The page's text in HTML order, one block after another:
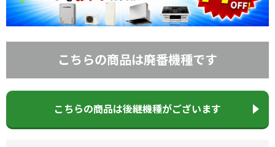
メーカーか
ら選ぶ
Panasonic
リンナイ
人気モデル
から選ぶ
商品一覧か
ら選ぶ
ミズテック
の強み
交換費用
お役立ち
コラム
こちらの商品は廃番機種です
こちらの商品は後継機種がございます